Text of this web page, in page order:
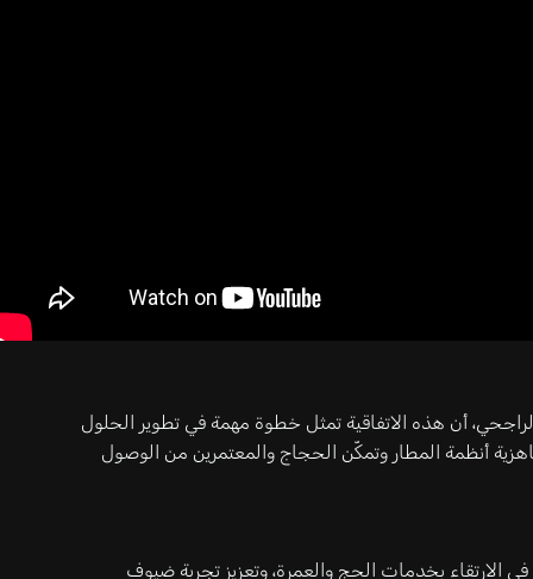
أن هذه الاتفاقية تمثل خطوة مهمة في تطوير الحلول
أنظمة المطار وتمكّن الحجاج والمعتمرين من الوصول
ويأتي هذا التعاون دعمًا لمستهدفات رؤية المملكة 2030 في الارتقاء بخدمات الحج والعمرة، وتعزيز تجربة ضيوف